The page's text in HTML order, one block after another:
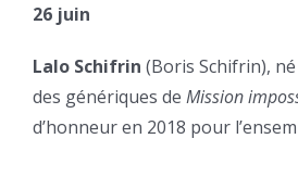
26 juin
Lalo Schifrin (Boris Schifrin),
des génériques de Mission
d’honneur en 2018 pour